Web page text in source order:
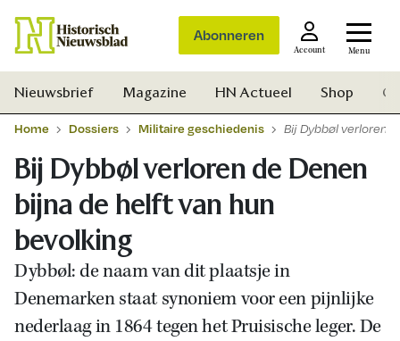
Abonneren
Account Menu
Nieuwsbrief Magazine HN Actueel Shop
Home Dossiers Militaire geschiedenis Bij Dybbøl verloren
Bij Dybbøl verloren de Denen
bijna de helft van hun
bevolking
Dybbøl: de naam van dit plaatsje in
Denemarken staat synoniem voor een pijnlijke
nederlaag in 1864 tegen het Pruisische leger. De